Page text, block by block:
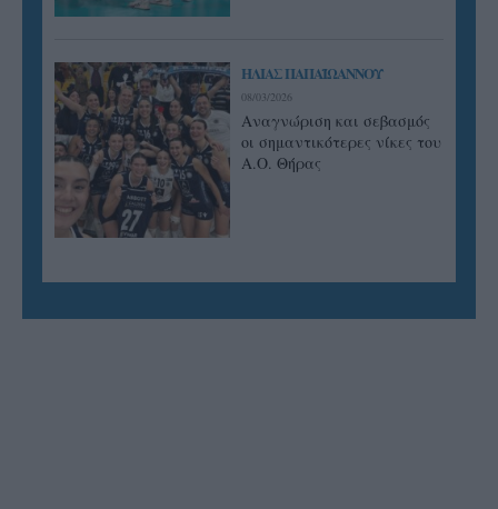
ΗΛΙΑΣ ΠΑΠΑΪΩΑΝΝΟΥ
08/03/2026
Αναγνώριση και σεβασμός
οι σημαντικότερες νίκες του
Α.Ο. Θήρας